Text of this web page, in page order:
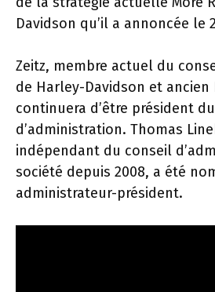
Davidson qu’il a annoncée le
Zeitz, membre actuel du
de Harley-Davidson et ancien
continuera d’être président
d’administration. Thomas
indépendant du conseil
société depuis 2008, a été
administrateur-président.